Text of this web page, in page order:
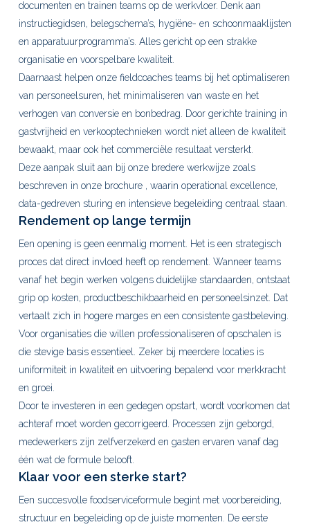
documenten en trainen teams op de werkvloer. Denk aan
instructiegidsen, belegschema’s, hygiëne- en schoonmaaklijsten
en apparatuurprogramma’s. Alles gericht op een strakke
organisatie en voorspelbare kwaliteit.
Daarnaast helpen onze fieldcoaches teams bij het optimaliseren
van personeelsuren, het minimaliseren van waste en het
verhogen van conversie en bonbedrag. Door gerichte training in
gastvrijheid en verkooptechnieken wordt niet alleen de kwaliteit
bewaakt, maar ook het commerciële resultaat versterkt.
Deze aanpak sluit aan bij onze bredere werkwijze zoals
beschreven in onze brochure , waarin operational excellence,
data-gedreven sturing en intensieve begeleiding centraal staan.
Rendement op lange termijn
Een opening is geen eenmalig moment. Het is een strategisch
proces dat direct invloed heeft op rendement. Wanneer teams
vanaf het begin werken volgens duidelijke standaarden, ontstaat
grip op kosten, productbeschikbaarheid en personeelsinzet. Dat
vertaalt zich in hogere marges en een consistente gastbeleving.
Voor organisaties die willen professionaliseren of opschalen is
die stevige basis essentieel. Zeker bij meerdere locaties is
uniformiteit in kwaliteit en uitvoering bepalend voor merkkracht
en groei.
Door te investeren in een gedegen opstart, wordt voorkomen dat
achteraf moet worden gecorrigeerd. Processen zijn geborgd,
medewerkers zijn zelfverzekerd en gasten ervaren vanaf dag
één wat de formule belooft.
Klaar voor een sterke start?
Een succesvolle foodserviceformule begint met voorbereiding,
structuur en begeleiding op de juiste momenten. De eerste